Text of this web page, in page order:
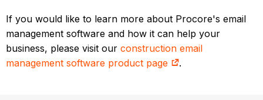
If you would like to learn more about Procore's email
management software and how it can help your
business, please visit ourconstruction email
management software product page
.